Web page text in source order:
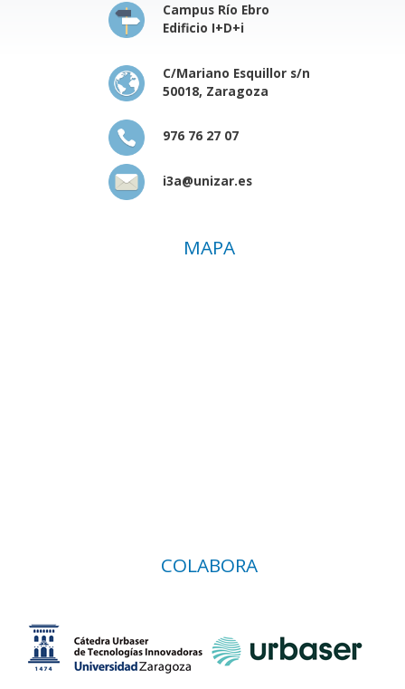
Campus Río Ebro
Edificio I+D+i
C/Mariano Esquillor s/n
50018, Zaragoza
976 76 27 07
i3a@unizar.es
MAPA
COLABORA